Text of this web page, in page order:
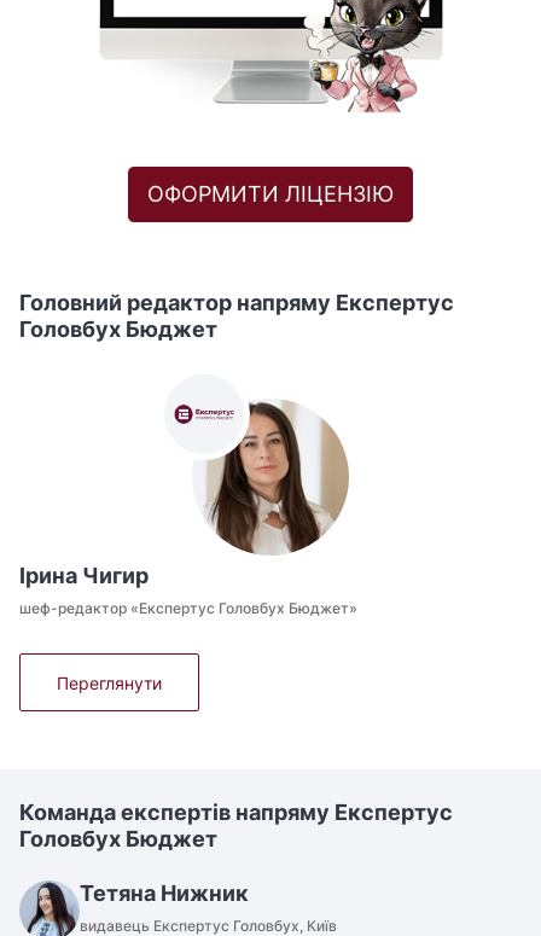
ОФОРМИТИ ЛІЦЕНЗІЮ
Головний редактор напряму Експертус
Головбух Бюджет
Ірина Чигир
шеф-редактор «Експертус Головбух Бюджет»
Переглянути
Команда експертів напряму Експертус
Головбух Бюджет
Тетяна Нижник
видавець Експертус Головбух, Київ